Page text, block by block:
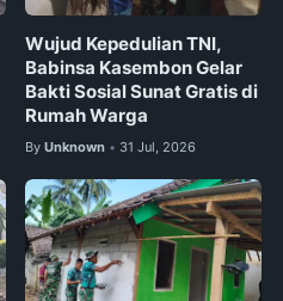
Wujud Kepedulian TNI,
Babinsa Kasembon Gelar
Bakti Sosial Sunat Gratis di
Rumah Warga
By Unknown • 31 Jul, 2026